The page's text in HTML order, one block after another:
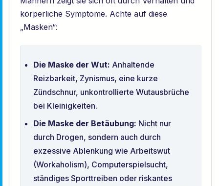
körperliche Symptome. Achte auf diese
„Masken“:
Die Maske der Wut: Anhaltende
Reizbarkeit, Zynismus, eine kurze
Zündschnur, unkontrollierte Wutausbrüche
bei Kleinigkeiten.
Die Maske der Betäubung: Nicht nur
durch Drogen, sondern auch durch
exzessive Ablenkung wie Arbeitswut
(Workaholism), Computerspielsucht,
ständiges Sporttreiben oder riskantes